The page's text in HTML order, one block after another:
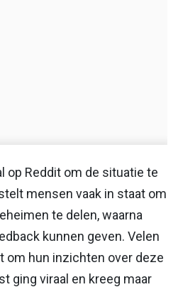
op Reddit om de situatie te
mensen vaak in staat om
te delen, waarna
kunnen geven. Velen
om hun inzichten over deze
ging viraal en kreeg maar